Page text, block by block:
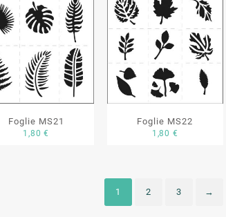
Foglie MS21
1,80€
Foglie MS22
1,80 €
1 2 3 →